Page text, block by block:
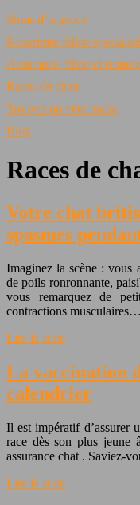
Soins d’urgence
Nourriture féline
Assurance féline et
Races de chats
Trouver un vétérinaire
Blog
Races de
Votre chat
spasmes
Imaginez la scène : vous
de poils ronronnante,
vous remarquez de
contractions
Lire la suite
La vaccination
calendrier
Il est impératif d’assurer
race dès son plus jeune
assurance chat . Saviez-
Lire la suite